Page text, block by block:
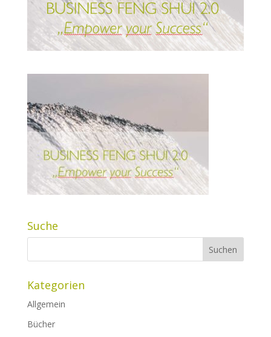
Suche
Kategorien
Allgemein
Bücher